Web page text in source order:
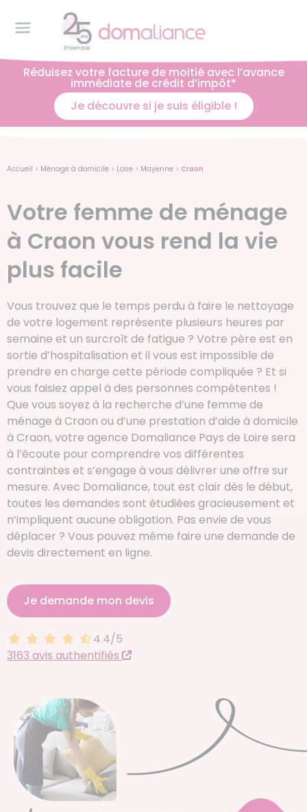
Réduisez votre facture de moitié avec l’avance
immédiate de crédit d’impôt*
Je découvre si je suis éligible !
Accueil > Ménage à domicile > Loire > Mayenne > Craon
Votre femme de ménage
à Craon vous rend la vie
plus facile
Vous trouvez que le temps perdu à faire le nettoyage
de votre logement représente plusieurs heures par
semaine et un surcroît de fatigue ? Votre père est en
sortie d’hospitalisation et il vous est impossible de
prendre en charge cette période compliquée ? Et si
vous faisiez appel à des personnes compétentes !
Que vous soyez à la recherche d’une femme de
ménage à Craon ou d’une prestation d’aide à domicile
à Craon, votre agence Domaliance Pays de Loire sera
à l’écoute pour comprendre vos différentes
contraintes et s’engage à vous délivrer une offre sur
mesure. Avec Domaliance, tout est clair dès le début,
toutes les demandes sont étudiées gracieusement et
n’impliquent aucune obligation. Pas envie de vous
déplacer ? Vous pouvez même faire une demande de
devis directement en ligne.
Je demande mon devis
4.4 sur 5
4.4/5
3163 avis authentifiés